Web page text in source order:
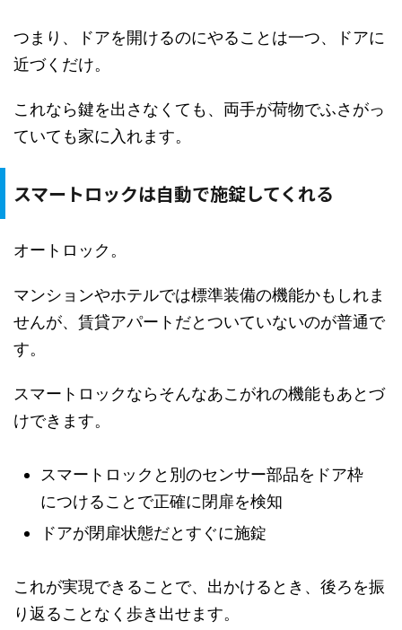
つまり、ドアを開けるのにやることは一つ、ドアに
近づくだけ。
これなら鍵を出さなくても、両手が荷物でふさがっ
ていても家に入れます。
スマートロックは自動で施錠してくれる
オートロック。
マンションやホテルでは標準装備の機能かもしれま
せんが、賃貸アパートだとついていないのが普通で
す。
スマートロックならそんなあこがれの機能もあとづ
けできます。
スマートロックと別のセンサー部品をドア枠
につけることで正確に閉扉を検知
ドアが閉扉状態だとすぐに施錠
これが実現できることで、出かけるとき、後ろを振
り返ることなく歩き出せます。